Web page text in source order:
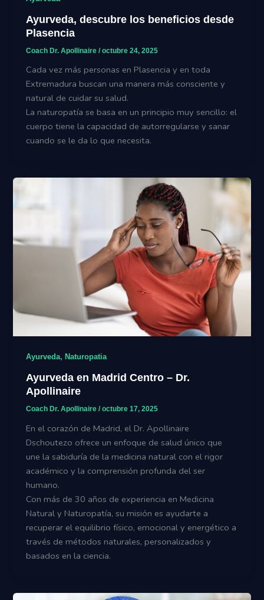
Ayurveda, descubre los beneficios desde
Plasencia
Coach Dr. Apollinaire/octubre 24, 2025
Cada vez más personas en Plasencia y en toda
Extremadura buscan una manera más consciente y
natural de cuidar su salud.
La naturopatía se basa en un principio muy sencillo: el
cuerpo tiene la capacidad de autorregularse y sanar
cuando se le da lo que necesita.
Ayurveda,Naturopatia
Ayurveda en Madrid Centro – Dr.
Apollinaire
Coach Dr. Apollinaire/octubre 17, 2025
En el corazón de Madrid, el Dr. Apollinaire
Dschoutezo ofrece un enfoque de salud único que
une la sabiduría de la medicina natural con el rigor
académico y la comprensión profunda del ser
humano.
Con más de 30 años de experiencia en Medicina
Natural y Naturopatía, su misión es ayudarte a
recuperar el equilibrio físico, emocional y energético a
través de métodos naturales, personalizados y
basados en la ciencia.